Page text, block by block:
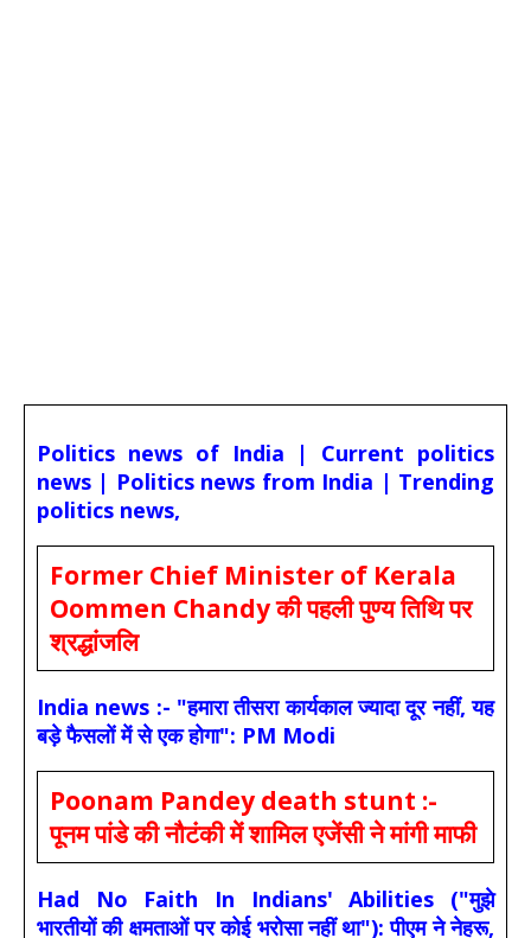
Politics news of India | Current politics
news | Politics news from India | Trending
politics news,
Former Chief Minister of Kerala
Oommen Chandy की पहली पुण्य तिथि पर
श्रद्धांजलि
India news :- "हमारा तीसरा कार्यकाल ज्यादा दूर नहीं, यह
बड़े फैसलों में से एक होगा": PM Modi
Poonam Pandey death stunt :-
पूनम पांडे की नौटंकी में शामिल एजेंसी ने मांगी माफी
Had No Faith In Indians' Abilities ("मुझे
भारतीयों की क्षमताओं पर कोई भरोसा नहीं था"): पीएम ने नेहरू,